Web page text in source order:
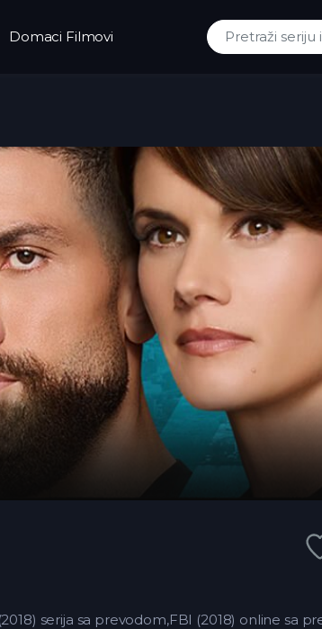
Domaci Filmovi
Traži:
serija sa prevodom,FBI (2018) online sa